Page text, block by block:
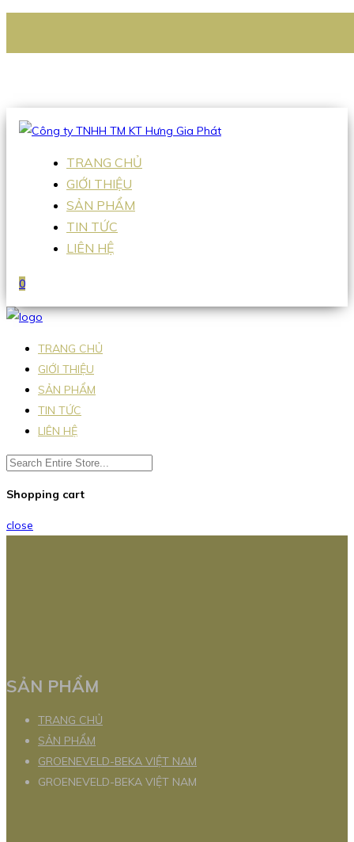
Hotline:0938 336 079
TRANG CHỦ
GIỚI THIỆU
SẢN PHẨM
TIN TỨC
LIÊN HỆ
0
TRANG CHỦ
GIỚI THIỆU
SẢN PHẨM
TIN TỨC
LIÊN HỆ
Shopping cart
close
SẢN PHẨM
TRANG CHỦ
SẢN PHẨM
GROENEVELD-BEKA VIỆT NAM
GROENEVELD-BEKA VIỆT NAM